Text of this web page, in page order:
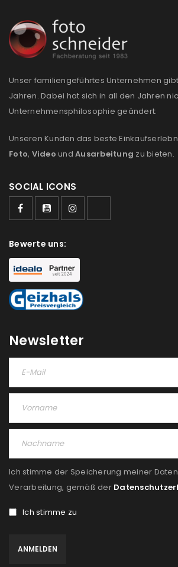
Unser familiengeführtes Unternehmen
Jahren. Dabei hat sich in all den Jahren
Unternehmensphilosophie geändert:
Unseren Kunden das beste
Foto, Video und Ausarbeitung zu bieten.
SOCIAL ICONS
Bewerte uns:
Newsletter
Ich stimme der Speicherung meiner
Verarbeitung, gemäß der
Ich stimme zu